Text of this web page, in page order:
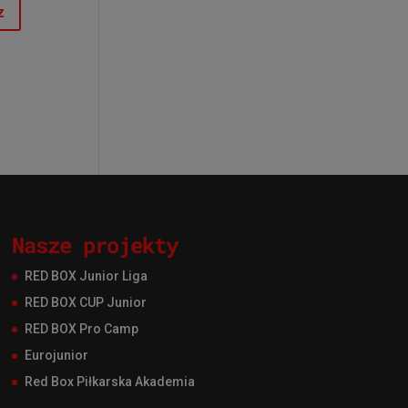
Nasze projekty
RED BOX Junior Liga
RED BOX CUP Junior
RED BOX Pro Camp
Eurojunior
Red Box Piłkarska Akademia